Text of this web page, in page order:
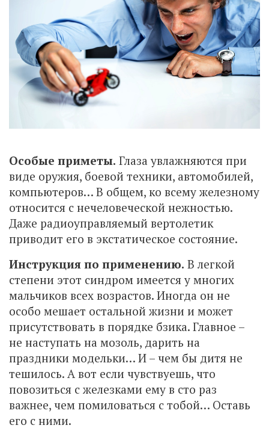
Особые приметы. Глаза увлажняются при
виде оружия, боевой техники, автомобилей,
компьютеров… В общем, ко всему железному
относится с нечеловеческой нежностью.
Даже радиоуправляемый вертолетик
приводит его в экстатическое состояние.
Инструкция по применению. В легкой
степени этот синдром имеется у многих
мальчиков всех возрастов. Иногда он не
особо мешает остальной жизни и может
присутствовать в порядке бзика. Главное –
не наступать на мозоль, дарить на
праздники модельки… И – чем бы дитя не
тешилось. А вот если чувствуешь, что
повозиться с железками ему в сто раз
важнее, чем помиловаться с тобой… Оставь
его с ними.